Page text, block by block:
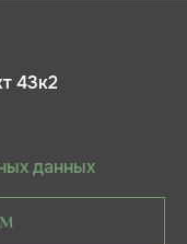
43к2
данных